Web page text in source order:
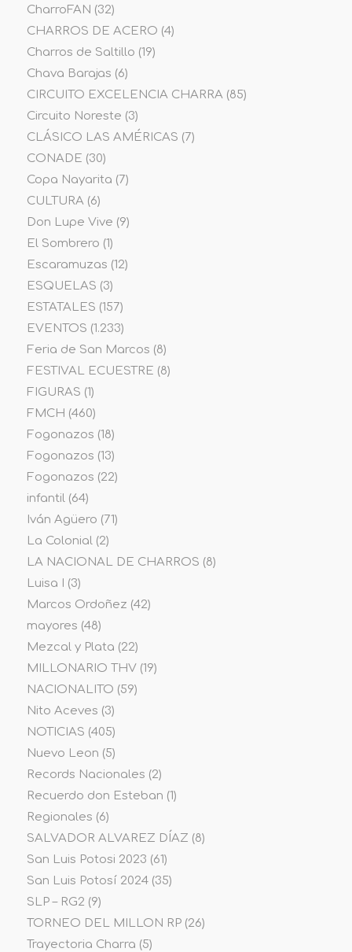
CharroFAN (32)
CHARROS DE ACERO (4)
Charros de Saltillo (19)
Chava Barajas (6)
CIRCUITO EXCELENCIA CHARRA(85)
Circuito Noreste (3)
CLÁSICO LAS AMÉRICAS (7)
CONADE (30)
Copa Nayarita (7)
CULTURA(6)
Don Lupe Vive (9)
El Sombrero (1)
Escaramuzas (12)
ESQUELAS (3)
ESTATALES (157)
EVENTOS (1.233)
Feria de San Marcos (8)
FESTIVAL ECUESTRE (8)
FIGURAS (1)
FMCH (460)
Fogonazos (18)
Fogonazos (13)
Fogonazos (22)
infantil(64)
Iván Agüero (71)
La Colonial(2)
LA NACIONAL DE CHARROS (8)
Luisa I
(3)
Marcos Ordoñez (42)
mayores (48)
Mezcal y Plata (22)
MILLONARIO THV(19)
NACIONALITO (59)
Nito Aceves (3)
NOTICIAS (405)
Nuevo Leon (5)
Records Nacionales (2)
Recuerdo don Esteban (1)
Regionales (6)
SALVADOR ALVAREZ DÍAZ (8)
San Luis Potosi 2023 (61)
San Luis Potosí 2024(35)
SLP – RG2 (9)
TORNEO DEL MILLON RP(26)
Trayectoria Charra (5)